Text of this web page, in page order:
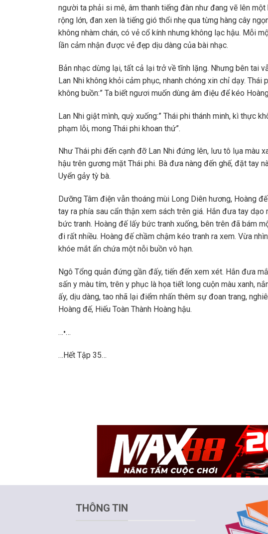
người ta phải si mê, âm thanh tiếng đàn như đang vẽ lên
rộng lớn, đan xen là tiếng gió thổi nhẹ qua từng hàng cây
không nhàm chán, có vẻ cổ kính nhưng không lạc hậu. Mỗi
lần cảm nhận được vẻ đẹp dịu dàng của bài nhạc.
Bản nhạc dừng lại, tất cả lại trở về tĩnh lặng. Nhưng bên tai
Lan Nhi không khỏi cảm phục, nhanh chóng xin chỉ dạy.
không buồn:” Ta biết ngươi muốn dùng âm điệu để kéo
Lan Nhi giật mình, quỳ xuống:” Thái phi thánh minh, kì thực
phạm lỗi, mong Thái phi khoan thứ”.
Như Thái phi đến cạnh đỡ Lan Nhi đứng lên, lưu tô lụa màu
hậu trên gương mặt Thái phi. Bà đưa nàng đến ghế, đặt tay
Uyển gảy tỳ bà.
Dưỡng Tâm điện vẫn thoáng mùi Long Diên hương, Hoàng
tay ra phía sau cẩn thận xem sách trên giá. Hắn đưa tay
bức tranh. Hoàng đế lấy bức tranh xuống, bên trên đã bám
đi rất nhiều. Hoàng đế chầm chậm kéo tranh ra xem. Vừa
khóe mắt ẩn chứa một nỗi buồn vô hạn.
Ngô Tổng quản đứng gần đấy, tiến đến xem xét. Hắn đưa
sấn y màu tím, trên y phục là họa tiết long cuộn màu xanh,
ấy, dịu dàng, tao nhã lại điểm nhấn thêm sự đoan trang,
Hoàng đế, Hiếu Toàn Thành Hoàng hậu.
…•…
…Hết Tập 35…
THÔNG TIN